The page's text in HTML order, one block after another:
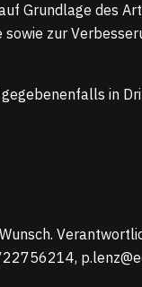
Grundlage des
zur
in